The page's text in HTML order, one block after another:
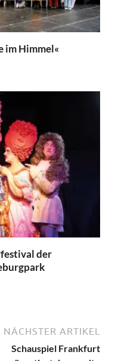
im Himmel«
der
NÄCHSTER ARTIKEL
Schauspiel Frankfurt